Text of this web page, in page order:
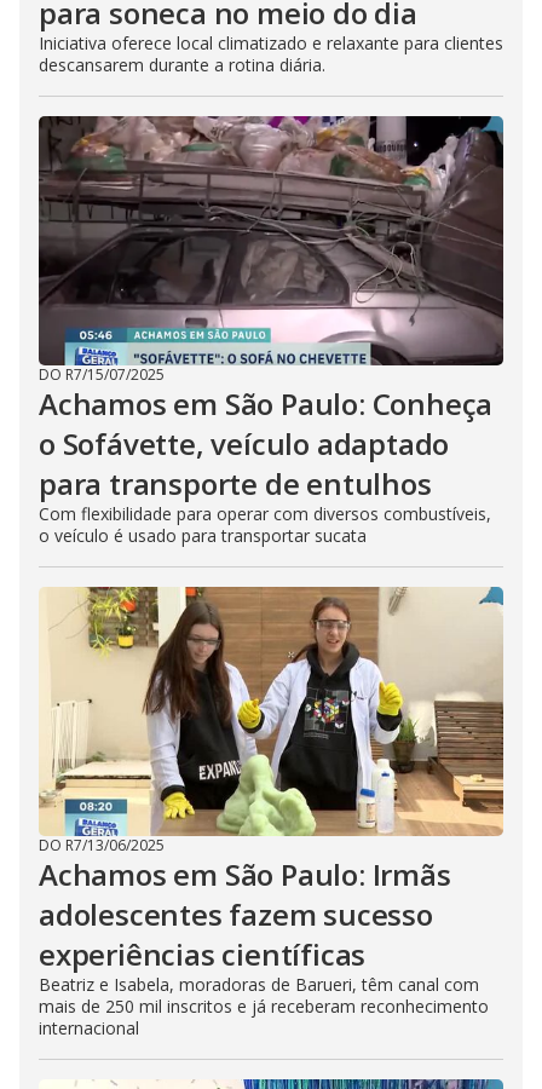
para soneca no meio do dia
Iniciativa oferece local climatizado e relaxante para clientes
descansarem durante a rotina diária.
DO R7/15/07/2025
Achamos em São Paulo: Conheça
o Sofávette, veículo adaptado
para transporte de entulhos
Com flexibilidade para operar com diversos combustíveis,
o veículo é usado para transportar sucata
DO R7/13/06/2025
Achamos em São Paulo: Irmãs
adolescentes fazem sucesso
experiências científicas
Beatriz e Isabela, moradoras de Barueri, têm canal com
mais de 250 mil inscritos e já receberam reconhecimento
internacional